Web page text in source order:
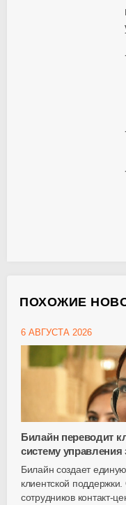
ПОХОЖИЕ
6 АВГУСТА 2026
Билайн переводит
систему
Билайн создает
клиентской
сотрудников контакт-